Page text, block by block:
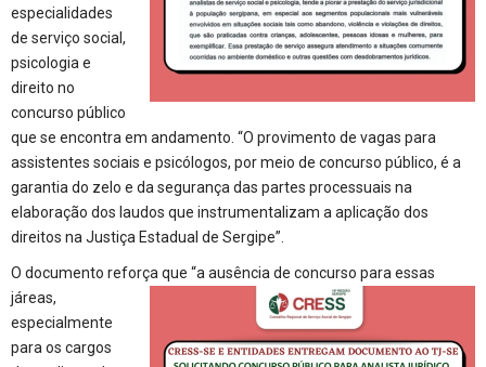
especialidades
de serviço social,
psicologia e
direito no
concurso público
que se encontra em andamento. “O provimento de vagas para
assistentes sociais e psicólogos, por meio de concurso público, é a
garantia do zelo e da segurança das partes processuais na
elaboração dos laudos que instrumentalizam a aplicação dos
direitos na Justiça Estadual de Sergipe”.
O documento reforça que “a ausência de concurso para essas
járeas,
especialmente
para os cargos